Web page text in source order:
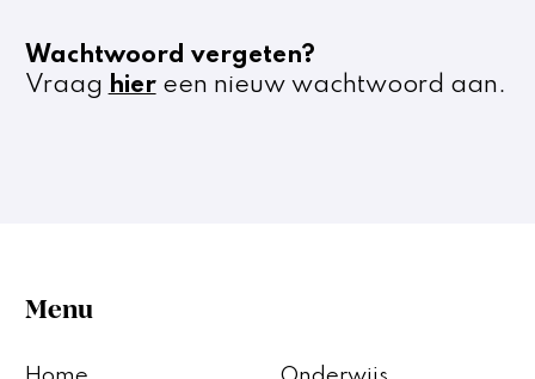
Wachtwoord vergeten?
Vraag hiereen nieuw wachtwoord aan.
Menu